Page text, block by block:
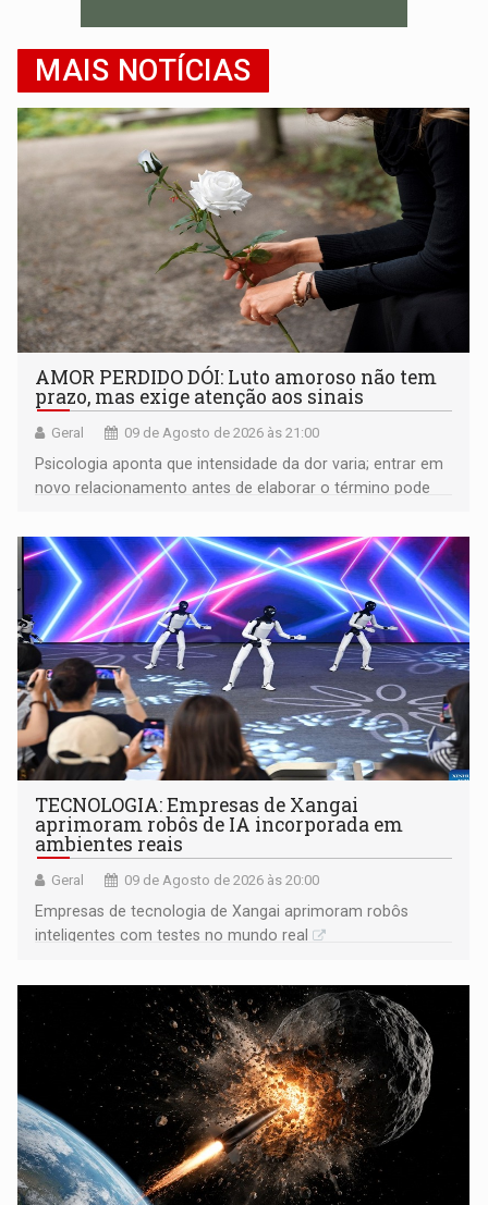
MAIS NOTÍCIAS
AMOR PERDIDO DÓI: Luto amoroso não tem
prazo, mas exige atenção aos sinais
Geral 09 de Agosto de 2026 às 21:00
Psicologia aponta que intensidade da dor varia; entrar em
novo relacionamento antes de elaborar o término pode
TECNOLOGIA: Empresas de Xangai
aprimoram robôs de IA incorporada em
ambientes reais
Geral 09 de Agosto de 2026 às 20:00
Empresas de tecnologia de Xangai aprimoram robôs
inteligentes com testes no mundo real